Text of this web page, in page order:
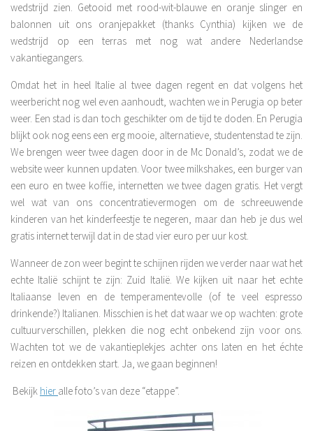
wedstrijd zien. Getooid met rood-wit-blauwe en oranje slinger en
balonnen uit ons oranjepakket (thanks Cynthia) kijken we de
wedstrijd op een terras met nog wat andere Nederlandse
vakantiegangers.
Omdat het in heel Italie al twee dagen regent en dat volgens het
weerbericht nog wel even aanhoudt, wachten we in Perugia op beter
weer. Een stad is dan toch geschikter om de tijd te doden. En Perugia
blijkt ook nog eens een erg mooie, alternatieve, studentenstad te zijn.
We brengen weer twee dagen door in de Mc Donald’s, zodat we de
website weer kunnen updaten. Voor twee milkshakes, een burger van
een euro en twee koffie, internetten we twee dagen gratis. Het vergt
wel wat van ons concentratievermogen om de schreeuwende
kinderen van het kinderfeestje te negeren, maar dan heb je dus wel
gratis internet terwijl dat in de stad vier euro per uur kost.
Wanneer de zon weer begint te schijnen rijden we verder naar wat het
echte Italië schijnt te zijn: Zuid Italië. We kijken uit naar het echte
Italiaanse leven en de temperamentevolle (of te veel espresso
drinkende?) Italianen. Misschien is het dat waar we op wachten: grote
cultuurverschillen, plekken die nog echt onbekend zijn voor ons.
Wachten tot we de vakantieplekjes achter ons laten en het échte
reizen en ontdekken start. Ja, we gaan beginnen!
Bekijk hier alle foto’s van deze “etappe”.